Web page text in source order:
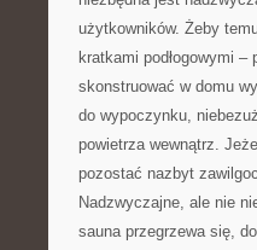
użytkowników. Żeby
kratkami podłogowymi
skonstruować w domu
do wypoczynku,
powietrza wewnątrz.
pozostać nazbyt
Nadzwyczajne, ale nie
sauna przegrzewa się,